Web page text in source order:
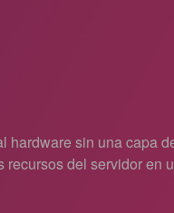
sin una capa
del servidor en